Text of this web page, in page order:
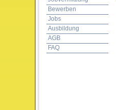
Bewerben
Jobs
Ausbildung
AGB
FAQ